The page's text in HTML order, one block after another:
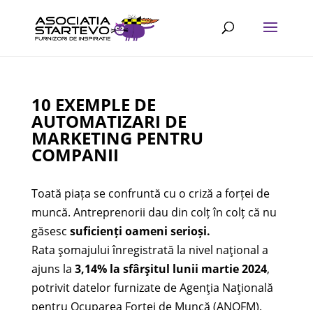
10 EXEMPLE DE
AUTOMATIZARI DE
MARKETING PENTRU
COMPANII
Toată piața se confruntă cu o criză a forței de
muncă. Antreprenorii dau din colț în colț că nu
găsesc suficienți oameni serioși.
Rata şomajului înregistrată la nivel naţional a
ajuns la 3,14% la sfârşitul lunii martie 2024,
potrivit datelor furnizate de Agenţia Naţională
pentru Ocuparea Forţei de Muncă (ANOFM).